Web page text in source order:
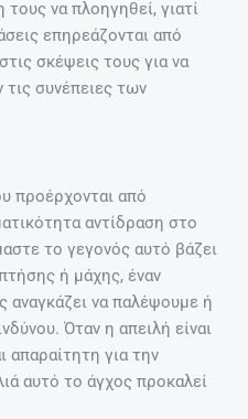
να πλοηγηθεί, γιατί
επηρεάζονται από
σκέψεις τους για να
τις συνέπειες των
προέρχονται από
αντίδραση στο
το γεγονός αυτό βάζει
ή μάχης, έναν
αναγκάζει να παλέψουμε ή
Όταν η απειλή είναι
απαραίτητη για την
αυτό το άγχος προκαλεί